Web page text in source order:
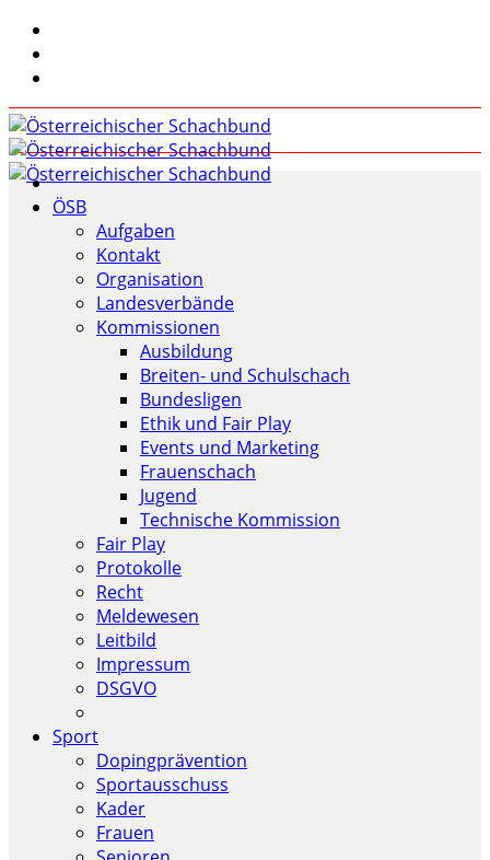
ÖSB
Aufgaben
Kontakt
Organisation
Landesverbände
Kommissionen
Ausbildung
Breiten- und Schulschach
Bundesligen
Ethik und Fair Play
Events und Marketing
Frauenschach
Jugend
Technische Kommission
Fair Play
Protokolle
Recht
Meldewesen
Leitbild
Impressum
DSGVO
Sport
Dopingprävention
Sportausschuss
Kader
Frauen